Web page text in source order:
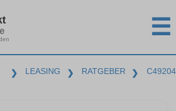
☰
❯ LEASING ❯ RATGEBER ❯ C49204